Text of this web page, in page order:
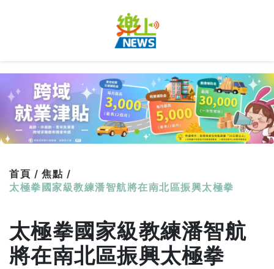
首頁 / 焦點 /
太極拳國家級教練潘智航將在南北區振興太極拳
太極拳國家級教練潘智航
將在南北區振興太極拳